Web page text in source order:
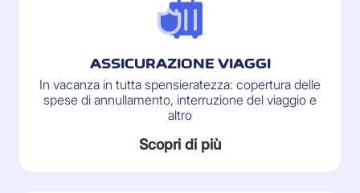
ASSICURAZIONE VIAGGI
In vacanza in tutta spensieratezza: copertura delle
spese di annullamento, interruzione del viaggio e
altro
Scopri di più